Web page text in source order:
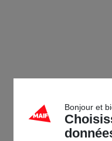
Bonjour et